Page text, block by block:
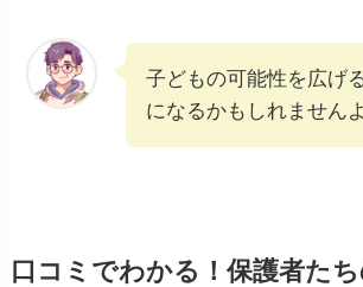
子どもの可能性を広げ
になるかもしれませんよ
口コミでわかる！保護者た